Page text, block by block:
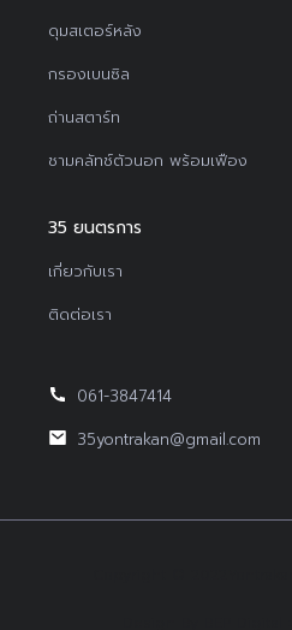
ดุมสเตอร์หลัง
กรองเบนซิล
ถ่านสตาร์ท
ชามคลัทช์ตัวนอก พร้อมเฟือง
35 ยนตรการ
เกี่ยวกับเรา
ติดต่อเรา
061-3847414
35yontrakan@gmail.com